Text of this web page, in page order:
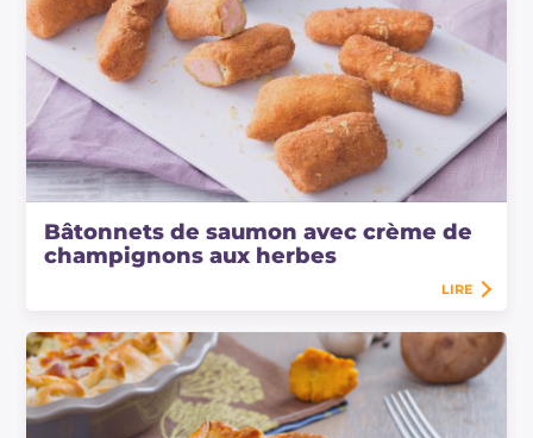
Bâtonnets de saumon avec crème de
champignons aux herbes
LIRE